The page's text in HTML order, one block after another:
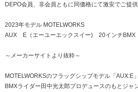
DEPO会員、非会員ともに同価格にて激安でご提供
2023年モデル MOTELWORKS
AUX E（エーユーエックスイー) 20インチBMX
～メーカーサイトより抜粋～
MOTELWORKSのフラッグシップモデル「AUX:E」
BMXライダー田中光太郎プロデュースのもとジャ